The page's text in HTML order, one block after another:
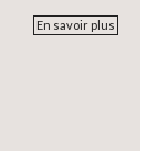
En savoir plus